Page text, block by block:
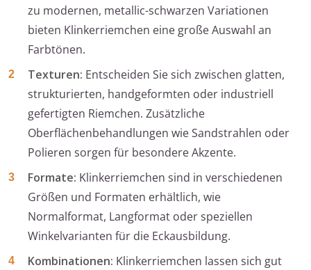
zu modernen, metallic-schwarzen Variationen
bieten Klinkerriemchen eine große Auswahl an
Farbtönen.
Texturen: Entscheiden Sie sich zwischen glatten,
strukturierten, handgeformten oder industriell
gefertigten Riemchen. Zusätzliche
Oberflächenbehandlungen wie Sandstrahlen oder
Polieren sorgen für besondere Akzente.
Formate: Klinkerriemchen sind in verschiedenen
Größen und Formaten erhältlich, wie
Normalformat, Langformat oder speziellen
Winkelvarianten für die Eckausbildung.
Kombinationen: Klinkerriemchen lassen sich gut